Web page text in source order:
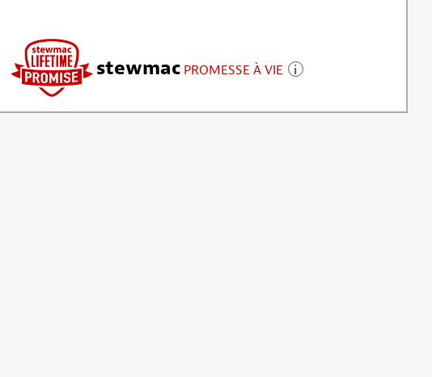
stewmac PROMESSE À VIE